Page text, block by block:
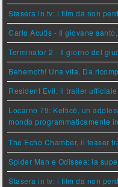
Stasera in tv: i film da non
Carlo Acutis - Il giovane
Terminator 2 - Il giorno del
Behemoth! Una vita. Da
Resident Evil, il trailer
Locarno 79: Ketticè, un
mondo programmaticamente
The Echo Chamber, il teaser
Spider Man e Odissea: la
Stasera in tv: i film da non